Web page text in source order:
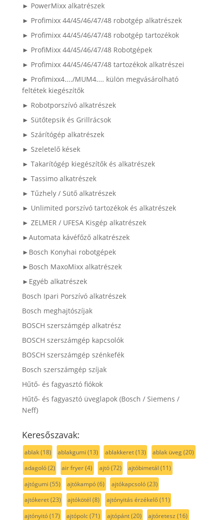
► PowerMixx alkatrészek
► Profimixx 44/45/46/47/48 robotgép alkatrészek
► Profimixx 44/45/46/47/48 robotgép tartozékok
► ProfiMixx 44/45/46/47/48 Robotgépek
► Profimixx 44/45/46/47/48 tartozékok alkatrészei
► Profimixx4..../MUM4.... külön megvásárolható
feltétek kiegészítők
► Robotporszívó alkatrészek
► Sütőtepsik és Grillrácsok
► Szárítógép alkatrészek
► Szeletelő kések
► Takarítógép kiegészítők és alkatrészek
► Tassimo alkatrészek
► Tűzhely / Sütő alkatrészek
► Unlimited porszívó tartozékok és alkatrészek
► ZELMER / UFESA Kisgép alkatrészek
►Automata kávéfőző alkatrészek
►Bosch Konyhai robotgépek
►Bosch MaxoMixx alkatrészek
►Egyéb alkatrészek
Bosch Ipari Porszívó alkatrészek
Bosch meghajtószíjak
BOSCH szerszámgép alkatrész
BOSCH szerszámgép kapcsolók
BOSCH szerszámgép szénkefék
Bosch szerszámgép szíjak
Hűtő- és fagyasztó fiókok
Hűtő- és fagyasztó üveglapok (Bosch / Siemens /
Neff)
Keresőszavak:
ablak(18) ablakgumi (13) ablakkeret(13) ablak üveg(20)
adagoló(2) air fryer(4) ajtó(72) ajtóbimetál (11)
ajtógumi (55) ajtókampó(6) ajtókapcsoló(23)
ajtókeret(23) ajtókötél (8) ajtónyitás érzékelő(11)
ajtónyitó(17) ajtópolc(71) ajtópánt(20) ajtóretesz (16)